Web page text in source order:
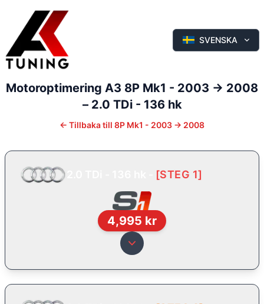
SVENSKA
Motoroptimering A3 8P Mk1 - 2003 -> 2008
– 2.0 TDi - 136 hk
← Tillbaka till 8P Mk1 - 2003 -> 2008
[STEG 1]
4,995 kr